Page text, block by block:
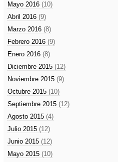
Mayo 2016 (10)
Abril 2016 (9)
Marzo 2016 (8)
Febrero 2016 (9)
Enero 2016 (8)
Diciembre 2015 (12)
Noviembre 2015 (9)
Octubre 2015 (10)
Septiembre 2015 (12)
Agosto 2015 (4)
Julio 2015 (12)
Junio 2015 (12)
Mayo 2015 (10)